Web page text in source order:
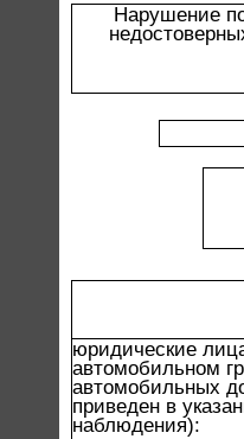
Нарушение
юридические
автомобильном
автомобильных
приведен в
наблюдения):